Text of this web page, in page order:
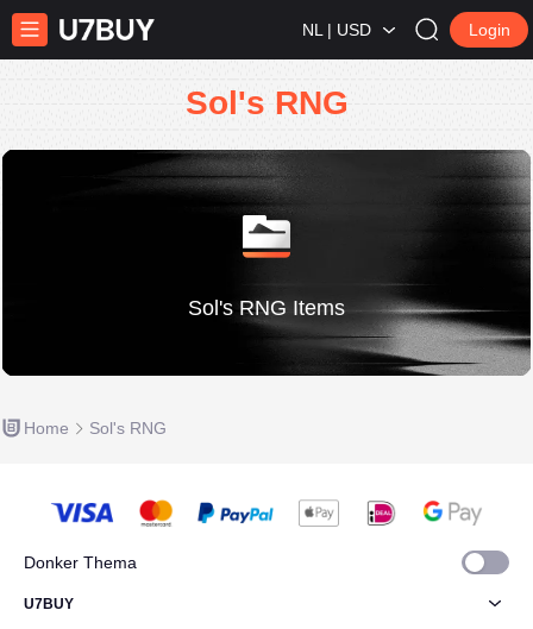
NL | USD Login
Sol's RNG
Sol's RNG Items
Home Sol's RNG
Donker Thema
U7BUY